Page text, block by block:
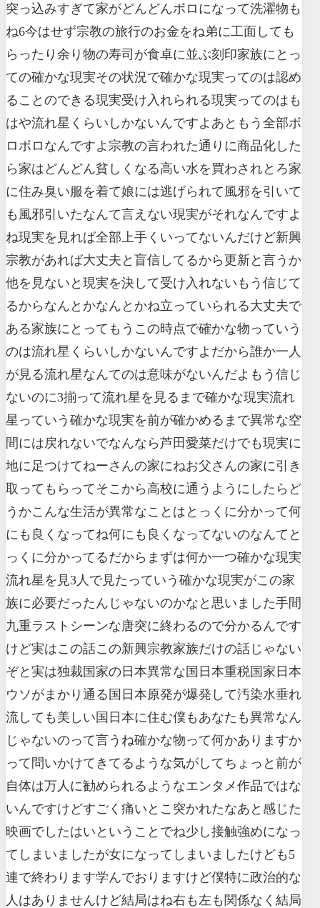
突っ込みすぎて家がどんどんボロになって洗濯物も
ね6今はせず宗教の旅行のお金をね弟に工面しても
らったり余り物の寿司が食卓に並ぶ刻印家族にとっ
ての確かな現実その状況で確かな現実ってのは認め
ることのできる現実受け入れられる現実ってのはも
はや流れ星くらいしかないんですよあともう全部ボ
ロボロなんですよ宗教の言われた通りに商品化した
ら家はどんどん貧しくなる高い水を買わされとろ家
に住み臭い服を着て娘には逃げられて風邪を引いて
も風邪引いたなんて言えない現実がそれなんですよ
ね現実を見れば全部上手くいってないんだけど新興
宗教があれば大丈夫と盲信してるから更新と言うか
他を見ないと現実を決して受け入れないもう信じて
るからなんとかなんとかね立っていられる大丈夫で
ある家族にとってもうこの時点で確かな物っていう
のは流れ星くらいしかないんですよだから誰か一人
が見る流れ星なんてのは意味がないんだよもう信じ
ないのに3揃って流れ星を見るまで確かな現実流れ
星っていう確かな現実を前が確かめるまで異常な空
間には戻れないでなんなら芦田愛菜だけでも現実に
地に足つけてねーさんの家にねお父さんの家に引き
取ってもらってそこから高校に通うようにしたらど
うかこんな生活が異常なことはとっくに分かって何
にも良くなってね何にも良くなってないのなんてと
っくに分かってるだからまずは何か一つ確かな現実
流れ星を見3人で見たっていう確かな現実がこの家
族に必要だったんじゃないのかなと思いました手間
九重ラストシーンな唐突に終わるので分かるんです
けど実はこの話この新興宗教家族だけの話じゃない
ぞと実は独裁国家の日本異常な国日本重税国家日本
ウソがまかり通る国日本原発が爆発して汚染水垂れ
流しても美しい国日本に住む僕もあなたも異常なん
じゃないのって言うね確かな物って何かありますか
って問いかけてきてるような気がしてちょっと前が
自体は万人に勧められるようなエンタメ作品ではな
いんですけどすごく痛いとこ突かれたなあと感じた
映画でしたはいということでね少し接触強めになっ
てしまいましたが女になってしまいましたけども5
連で終わります学んでおりますけど僕特に政治的な
人はありませんけど結局はね右も左も関係なく結局